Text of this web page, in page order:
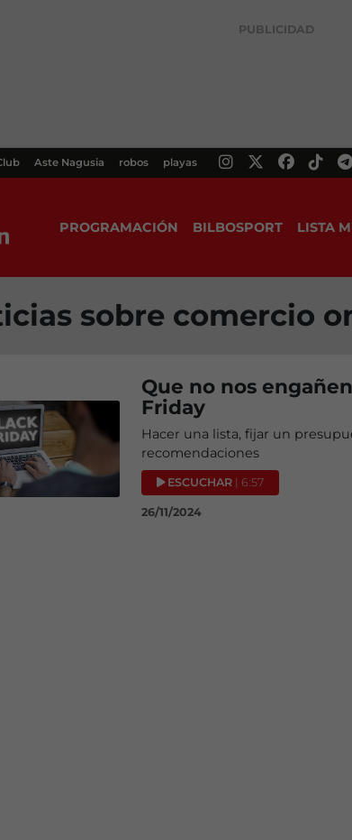
PUBLICIDAD
Aste Nagusia robos playas
PROGRAMACIÓN BILBOSPORT LISTA
sobre comercio
Que no nos
Friday
Hacer una lista, fijar un
recomendaciones
ESCUCHAR | 6:57
26/11/2024